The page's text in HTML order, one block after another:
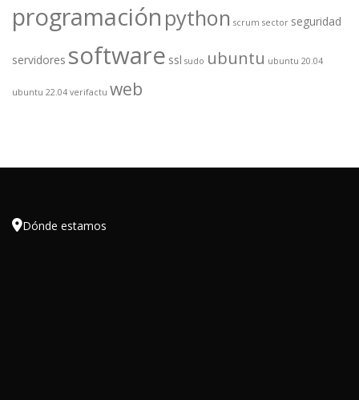
programación python scrum sector seguridad
servidores software ssl sudo ubuntu ubuntu 20.04
ubuntu 22.04 verifactu web
Dónde estamos